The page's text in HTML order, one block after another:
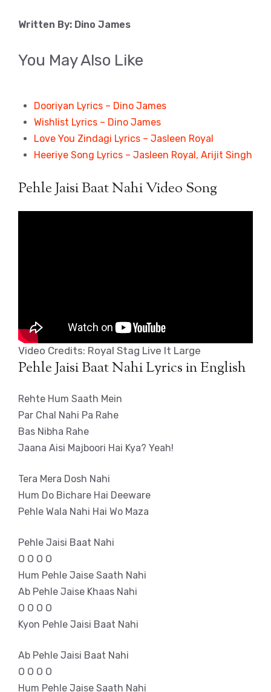
Written By: Dino James
You May Also Like
Dooriyan Lyrics – Dino James
Wishlist Lyrics – Dino James
Love You Zindagi Lyrics – Jasleen Royal
Heeriye Song Lyrics – Jasleen Royal, Arijit Singh
Pehle Jaisi Baat Nahi Video Song
Video Credits: Royal Stag Live It Large
Pehle Jaisi Baat Nahi Lyrics in English
Rehte Hum Saath Mein
Par Chal Nahi Pa Rahe
Bas Nibha Rahe
Jaana Aisi Majboori Hai Kya? Yeah!
Tera Mera Dosh Nahi
Hum Do Bichare Hai Deeware
Pehle Wala Nahi Hai Wo Maza
Pehle Jaisi Baat Nahi
O O O O
Hum Pehle Jaise Saath Nahi
Ab Pehle Jaise Khaas Nahi
O O O O
Kyon Pehle Jaisi Baat Nahi
Ab Pehle Jaisi Baat Nahi
O O O O
Hum Pehle Jaise Saath Nahi